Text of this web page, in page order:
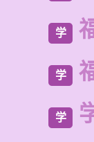
学
学
学